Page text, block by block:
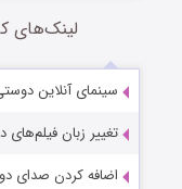
لینک‌های
سینمای آنلاین
تغییر زبان فیلم‌های
اضافه کردن صدای